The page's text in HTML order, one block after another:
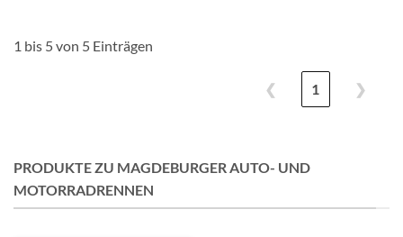
1 bis 5 von 5 Einträgen
❮ 1 ❯
PRODUKTE ZU MAGDEBURGER AUTO- UND
MOTORRADRENNEN